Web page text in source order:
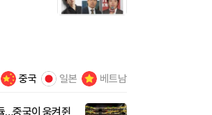
중국 일본 베트남
…중국이 움켜쥔